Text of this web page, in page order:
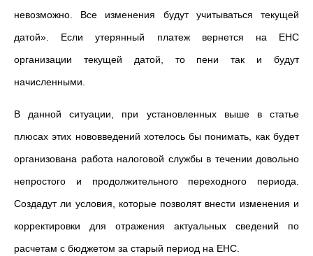
невозможно. Все изменения будут учитываться текущей
датой». Если утерянный платеж вернется на ЕНС
организации текущей датой, то пени так и будут
начисленными.
В данной ситуации, при установленных выше в статье
плюсах этих нововведений хотелось бы понимать, как будет
организована работа налоговой службы в течении довольно
непростого и продолжительного переходного периода.
Создадут ли условия, которые позволят внести изменения и
корректировки для отражения актуальных сведений по
расчетам с бюджетом за старый период на ЕНС.